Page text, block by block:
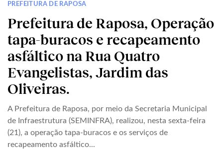
PREFEITURA DE RAPOSA
Prefeitura de Raposa, Operação
tapa-buracos e recapeamento
asfáltico na Rua Quatro
Evangelistas, Jardim das
Oliveiras.
A Prefeitura de Raposa, por meio da Secretaria Municipal
de Infraestrutura (SEMINFRA), realizou, nesta sexta-feira
(21), a operação tapa-buracos e os serviços de
recapeamento asfáltico...